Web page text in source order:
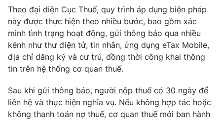
Ðiện thoại Thời báo VTV:
024.66 897 897
Email:toasoan@vtv.vn
Liên hệ quảng cáo:024-7300.7108
Theo đại diện Cục Thuế, quy trình áp dụng biện pháp
này được thực hiện theo nhiều bước, bao gồm xác
minh tình trạng hoạt động, gửi thông báo qua nhiều
kênh như thư điện tử, tin nhắn, ứng dụng eTax Mobile,
địa chỉ đăng ký và cư trú, đồng thời công khai thông
tin trên hệ thống cơ quan thuế.
Sau khi gửi thông báo, người nộp thuế có 30 ngày để
liên hệ và thực hiện nghĩa vụ. Nếu không hợp tác hoặc
không thanh toán nợ thuế, cơ quan thuế mới ban hành